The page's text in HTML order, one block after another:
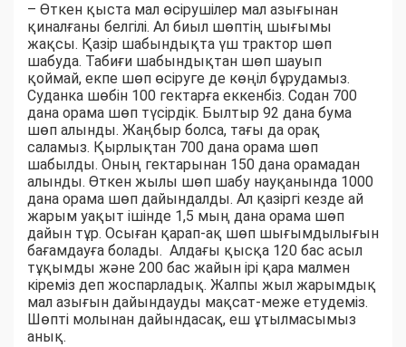
– Өткен қыста мал өсірушілер мал азығынан
қиналғаны белгілі. Ал биыл шөптің шығымы
жақсы. Қазір шабындықта үш трактор шөп
шабуда. Табиғи шабындықтан шөп шауып
қоймай, екпе шөп өсіруге де көңіл бұрудамыз.
Суданка шөбін 100 гектарға еккенбіз. Содан 700
дана орама шөп түсірдік. Былтыр 92 дана бума
шөп алынды. Жаңбыр болса, тағы да орақ
саламыз. Қырлықтан 700 дана орама шөп
шабылды. Оның гектарынан 150 дана орамадан
алынды. Өткен жылы шөп шабу науқанында 1000
дана орама шөп дайындалды. Ал қазіргі кезде ай
жарым уақыт ішінде 1,5 мың дана орама шөп
дайын тұр. Осыған қарап-ақ шөп шығымдылығын
бағамдауға болады. Алдағы қысқа 120 бас асыл
тұқымды және 200 бас жайын ірі қара малмен
кіреміз деп жоспарладық. Жалпы жыл жарымдық
мал азығын дайындауды мақсат-меже етудеміз.
Шөпті молынан дайындасақ, еш ұтылмасымыз
анық.